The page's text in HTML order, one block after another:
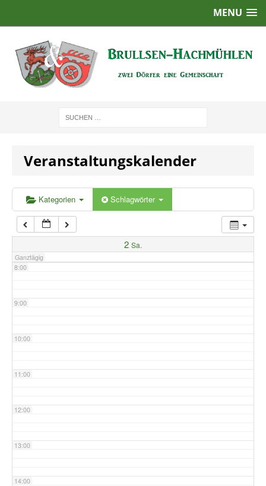
MENU
Veranstaltungskalender
Kategorien Schlagwörter
2 Sa.
Ganztägig
2:00
5:00
6:00
7:00
8:00
9:00
10:00
11:00
12:00
13:00
14:00